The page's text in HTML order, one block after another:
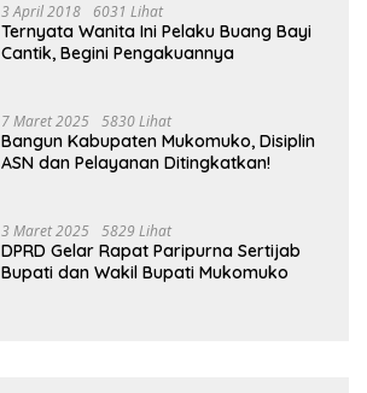
3 April 2018 6031 Lihat
Ternyata Wanita Ini Pelaku Buang Bayi
Cantik, Begini Pengakuannya
7 Maret 2025 5830 Lihat
Bangun Kabupaten Mukomuko, Disiplin
ASN dan Pelayanan Ditingkatkan!
3 Maret 2025 5829 Lihat
DPRD Gelar Rapat Paripurna Sertijab
Bupati dan Wakil Bupati Mukomuko